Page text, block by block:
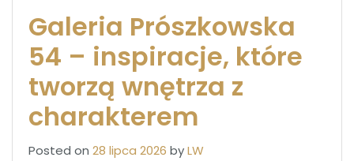
Galeria Prószkowska
54 – inspiracje, które
tworzą wnętrza z
charakterem
Posted on 28 lipca 2026 byLW